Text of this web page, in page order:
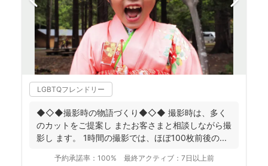
LGBTQフレンドリー
◆◇◆撮影時の物語づくり◆◇◆ 撮影時は、多く
のカットをご提案し またお客さまと相談しながら撮
影し ます。 1時間の撮影では、ほぼ100枚前後の ...
予約承諾率： 100% 最終アクティブ： 7日以上前